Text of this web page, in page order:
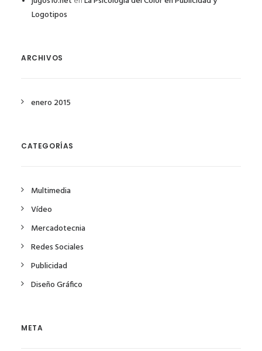
Logotipos
ARCHIVOS
enero 2015
CATEGORÍAS
Multimedia
Vídeo
Mercadotecnia
Redes Sociales
Publicidad
Diseño Gráfico
META